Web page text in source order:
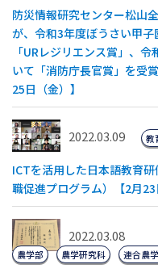
防災情報研究センター松山
が、令和3年度ぼうさい甲子
「URレジリエンス賞」、
いて「消防庁長官賞」を受
25日（金）】
2022.03.09
ICTを活用した日本語教育
職促進プログラム）【2月23
教
2022.03.08
農学部 農学研究科 連合農